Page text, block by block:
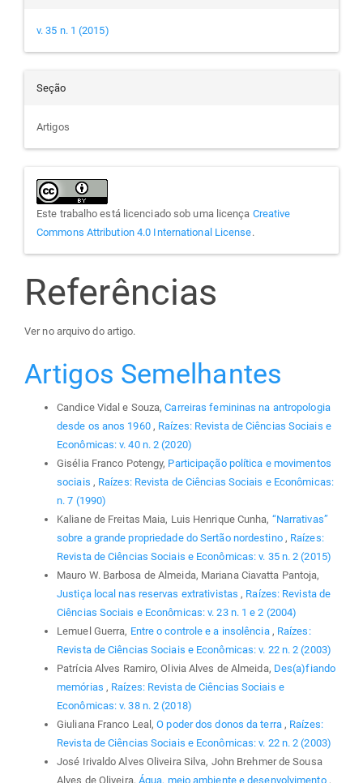
v. 35 n. 1 (2015)
Seção
Artigos
Este trabalho está licenciado sob uma licença Creative
Commons Attribution 4.0 International License.
Referências
Ver no arquivo do artigo.
Artigos Semelhantes
Candice Vidal e Souza,Carreiras femininas na antropologia
desde os anos 1960 , Raízes: Revista de Ciências Sociais e
Econômicas: v. 40 n. 2 (2020)
Gisélia Franco Potengy, Participação política e movimentos
sociais , Raízes: Revista de Ciências Sociais e Econômicas:
n. 7 (1990)
Kaliane de Freitas Maia, Luis Henrique Cunha, “Narrativas”
sobre a grande propriedade do Sertão nordestino , Raízes:
Revista de Ciências Sociais e Econômicas: v. 35 n. 2 (2015)
Mauro W. Barbosa de Almeida, Mariana Ciavatta Pantoja,
Justiça local nas reservas extrativistas, Raízes: Revista de
Ciências Sociais e Econômicas: v. 23 n. 1 e 2 (2004)
Lemuel Guerra, Entre o controle e a insolência , Raízes:
Revista de Ciências Sociais e Econômicas: v. 22 n. 2 (2003)
Patrícia Alves Ramiro, Olivia Alves de Almeida, Des(a)fiando
memórias , Raízes: Revista de Ciências Sociais e
Econômicas: v. 38 n. 2 (2018)
Giuliana Franco Leal,O poder dos donos da terra , Raízes:
Revista de Ciências Sociais e Econômicas: v. 22 n. 2 (2003)
José Irivaldo Alves Oliveira Silva, John Brehmer de Sousa
Alves de Oliveira, Água, meio ambiente e desenvolvimento ,